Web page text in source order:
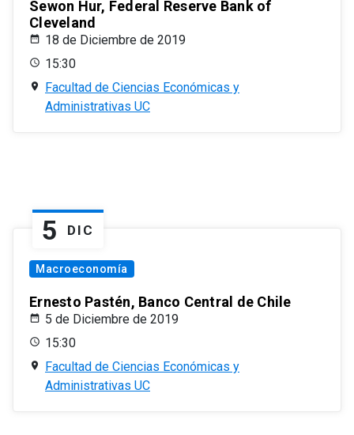
Sewon Hur, Federal Reserve Bank of
Cleveland
18 de Diciembre de 2019
15:30
Facultad de Ciencias Económicas y
Administrativas UC
5 DIC
Macroeconomía
Ernesto Pastén, Banco Central de Chile
5 de Diciembre de 2019
15:30
Facultad de Ciencias Económicas y
Administrativas UC